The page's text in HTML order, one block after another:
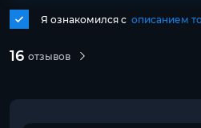
16 отзывов
Я ознакомился с описанием